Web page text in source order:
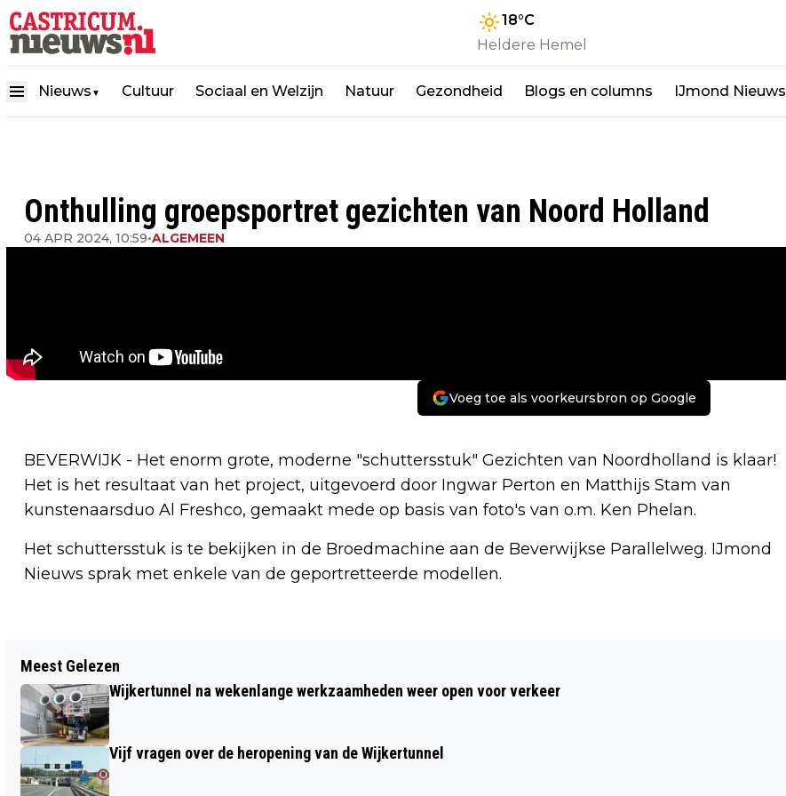
18°C
Heldere Hemel
Nieuws ▼ Cultuur Sociaal en Welzijn Natuur Gezondheid Blogs en columns IJmond Nieuws
Onthulling groepsportret gezichten van Noord Holland
04 APR 2024, 10:59•ALGEMEEN
Voeg toe als voorkeursbron op Google
BEVERWIJK - Het enorm grote, moderne "schuttersstuk" Gezichten van Noordholland is klaar!
Het is het resultaat van het project, uitgevoerd door Ingwar Perton en Matthijs Stam van
kunstenaarsduo Al Freshco, gemaakt mede op basis van foto's van o.m. Ken Phelan.
Het schuttersstuk is te bekijken in de Broedmachine aan de Beverwijkse Parallelweg. IJmond
Nieuws sprak met enkele van de geportretteerde modellen.
BOB MARLEY: ONE LOVE DEZE WEEK IN
FILMHUIS DE CIRKEL
HARTSTICHTING
Meest Gelezen
Wijkertunnel na wekenlange werkzaamheden weer open voor verkeer
Vijf vragen over de heropening van de Wijkertunnel